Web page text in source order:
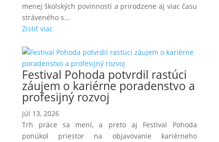
menej školských povinností a prirodzene aj viac času
stráveného s...
Zistiť viac
Festival Pohoda potvrdil rastúci
záujem o kariérne poradenstvo a
profesijný rozvoj
júl 13, 2026
Trh práce sa mení, a preto aj Festival Pohoda
ponúkol priestor na objavovanie kariérneho